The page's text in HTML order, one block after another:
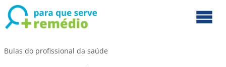
Bulas do profissional da saúde